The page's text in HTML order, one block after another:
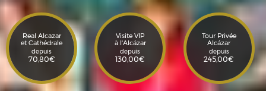
Real Alcazar
et Cathédrale
depuis
70,80€
Visite VIP
à l'Alcázar
depuis
130,00€
Tour Privée
Alcázar
depuis
245,00€